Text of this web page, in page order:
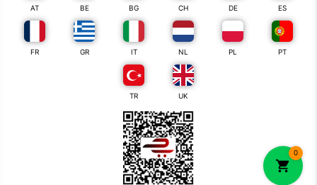
0
AT BE BG CH DE ES
FR GR IT NL PL PT
TR UK